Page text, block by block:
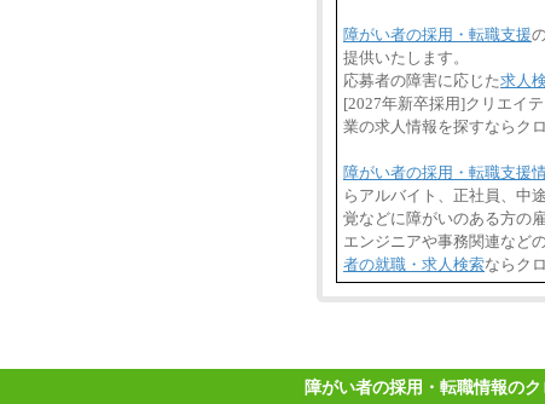
障がい者の採用・転職支援
提供いたします。
応募者の障害に応じた求人
[2027年新卒採用]クリエイ
業の求人情報を探すならク
障がい者の採用・転職支援
らアルバイト、正社員、中
覚などに障がいのある方の
エンジニアや事務関連など
者の就職・求人検索ならク
障がい者の採用・転職情報の